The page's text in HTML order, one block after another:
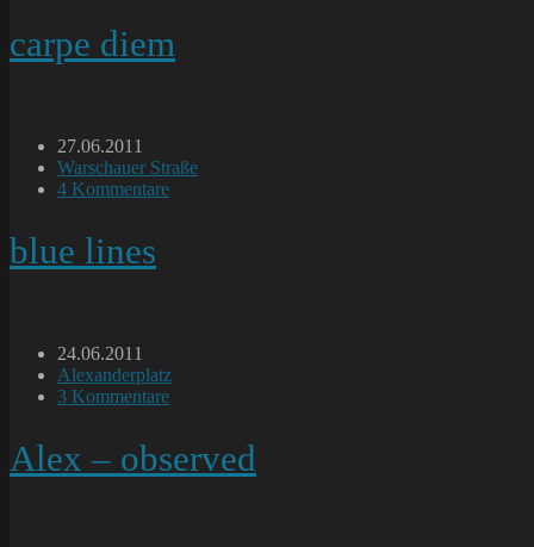
carpe diem
Beitrag
veröffentlicht:
27.06.2011
Beitrags-
Kategorie:
Warschauer Straße
Beitrags-
4 Kommentare
blue lines
Beitrag
veröffentlicht:
24.06.2011
Beitrags-
Kategorie:
Alexanderplatz
Beitrags-
3 Kommentare
Alex – observed